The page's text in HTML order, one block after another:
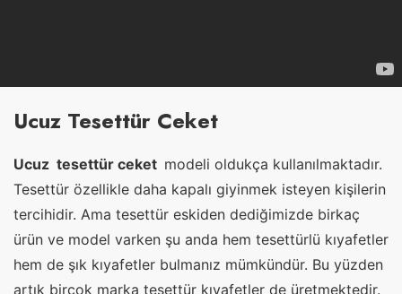
Ucuz Tesettür Ceket
Ucuz tesettür ceket modeli oldukça kullanılmaktadır.
Tesettür özellikle daha kapalı giyinmek isteyen kişilerin
tercihidir. Ama tesettür eskiden dediğimizde birkaç
ürün ve model varken şu anda hem tesettürlü kıyafetler
hem de şık kıyafetler bulmanız mümkündür. Bu yüzden
artık birçok marka tesettür kıyafetler de üretmektedir.